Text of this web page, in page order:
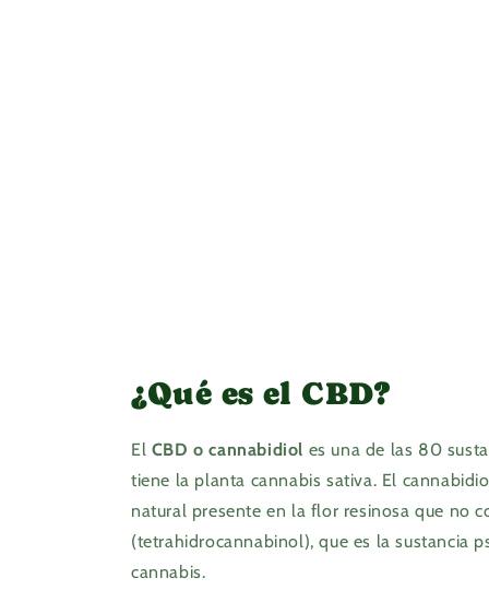
¿Qué es el CBD?
El CBD o cannabidiol es una de las 80
tiene la planta cannabis sativa. El
natural presente en la flor resinosa que no
(tetrahidrocannabinol), que es la sustancia
cannabis.